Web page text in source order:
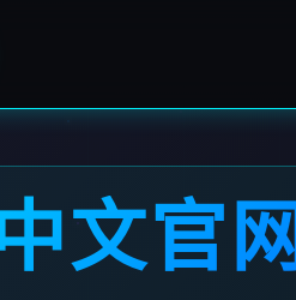
文官网